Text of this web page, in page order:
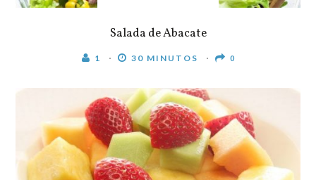
Salada de Abacate
1 30 MINUTOS 0